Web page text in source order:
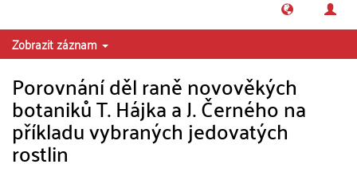
Zobrazit záznam
Porovnání děl raně novověkých
botaniků T. Hájka a J. Černého na
příkladu vybraných jedovatých
rostlin